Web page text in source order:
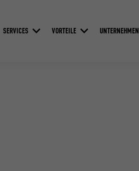
SERVICES VORTEILE UNTERNEHMEN